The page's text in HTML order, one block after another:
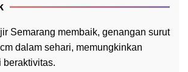
Semarang membaik, genangan surut
dalam sehari, memungkinkan
beraktivitas.